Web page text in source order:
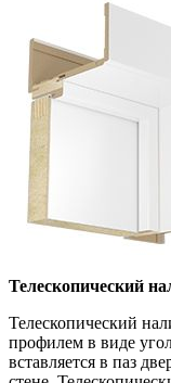
Телескопический
Телескопический
профилем в виде
вставляется в паз